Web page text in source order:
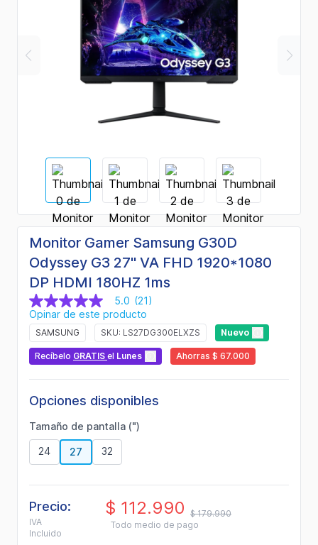
Monitor Gamer Samsung G30D
Odyssey G3 27" VA FHD 1920*1080
DP HDMI 180HZ 1ms
5.0
de
5
estrellas,
valor
medio
Read
21
Reviews.
Enlace
en
misma
5.0 (21)
Opinar de este producto
SAMSUNG SKU: LS27DG300ELXZS Nuevo
Recíbelo GRATIS el Lunes Ahorras $ 67.000
Opciones disponibles
Tamaño de pantalla (")
24 27 32
Precio:
IVA
Incluido
$ 112.990 $ 179.990
Todo medio de pago